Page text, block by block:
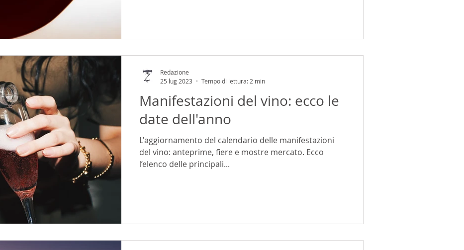
Manifestazioni del vino: ecco le
date dell'anno
L'aggiornamento del calendario delle manifestazioni
del vino: anteprime, fiere e mostre mercato. Ecco
l’elenco delle principali...
Redazione
25 lug 2023
Tempo di lettura: 2 min